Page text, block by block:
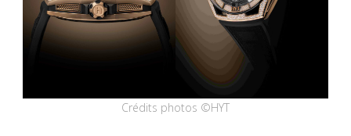
Crédits photos ©HYT